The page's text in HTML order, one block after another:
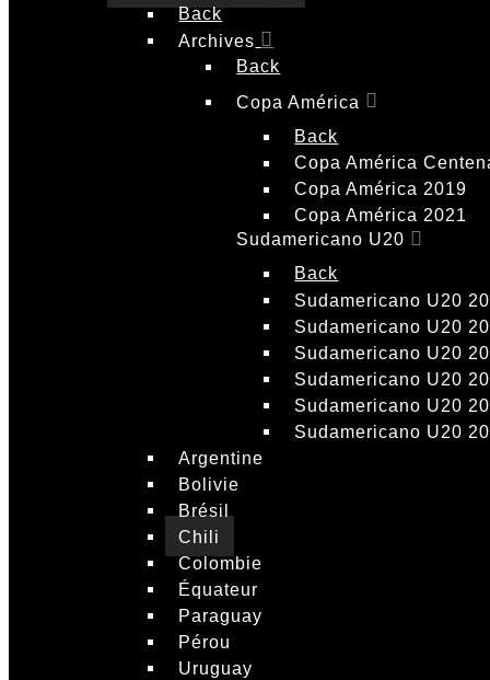
Back
Archives
Back
Copa América
Back
Copa América
Copa América 2019
Copa América 2021
Sudamericano U20
Back
Sudamericano U20
Sudamericano U20
Sudamericano U20
Sudamericano U20
Sudamericano U20
Sudamericano U20
Argentine
Bolivie
Brésil
Chili
Colombie
Équateur
Paraguay
Pérou
Uruguay